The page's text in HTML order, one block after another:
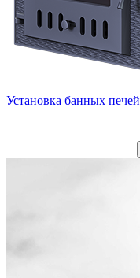
Установка банных печей